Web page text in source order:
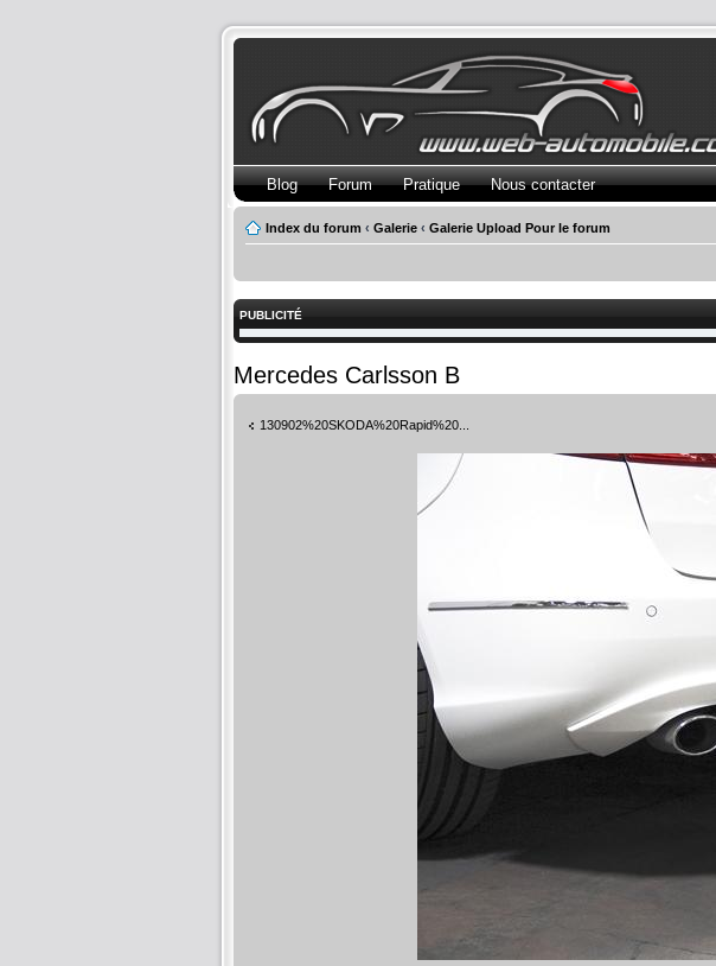
Blog Forum Pratique Nous contacter
Index du forum ‹ Galerie ‹ Galerie Upload Pour le forum
PUBLICITÉ
Mercedes Carlsson B
130902%20SKODA%20Rapid%20...